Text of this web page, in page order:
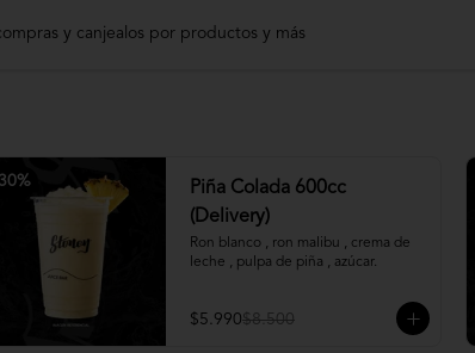
y canjealos por productos y más
30%
Piña Colada 600cc
(Delivery)
Ron blanco , ron malibu , crema de
leche , pulpa de piña , azúcar.
$5.990$8.500